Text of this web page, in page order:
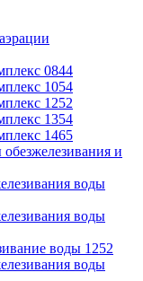
0844
1054
1252
1354
1465
и
воды
воды
воды 1252
воды